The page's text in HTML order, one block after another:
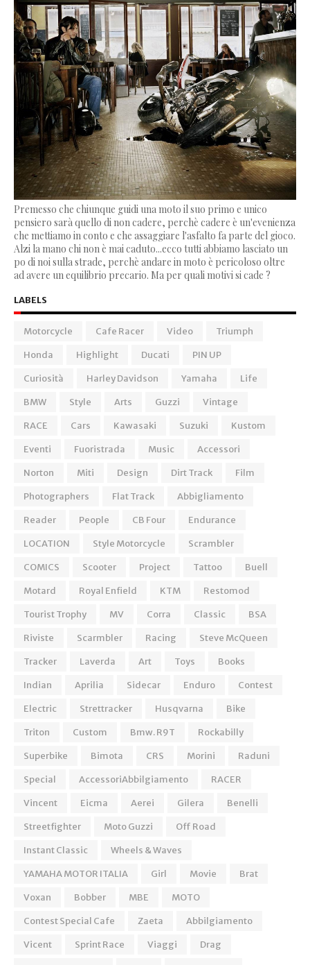
Premesso che chiunque guidi una moto il suo primo e unico
pensiero sarà quello di non cadere, perchè cadere è un'evenienza
che mettiamo in conto e che assaggiare l'asfalto fa parte del gioco.
Alzi la mano chi non è mai caduto...ecco tutti abbiamo lasciato un
po di noi sulla strade, perchè andare in moto è pericoloso oltre
ad avere un equilibrio precario. Ma per quali motivi si cade ?
LABELS
Motorcycle Cafe Racer Video
Triumph
Honda
Highlight Ducati
PIN UP
Curiosità
Harley Davidson Yamaha
Life
BMW
Style Arts Guzzi
Vintage
RACE
Cars Kawasaki Suzuki
Kustom
Eventi
Fuoristrada Music
Accessori
Norton
Miti Design Dirt Track
Film
Photographers
Flat Track
Abbigliamento
Reader
People CB Four
Endurance
LOCATION
Style Motorcycle
Scrambler
COMICS
Scooter Project Tattoo
Buell
Motard
Royal Enfield KTM
Restomod
Tourist Trophy
MV Corra Classic
BSA
Riviste
Scarmbler Racing
Steve McQueen
Tracker
Laverda Art Toys
Books
Indian
Aprilia Sidecar Enduro
Contest
Electric
Strettracker Husqvarna
Bike
Triton
Custom Bmw. R9T
Rockabilly
Superbike
Bimota CRS Morini
Raduni
Special
AccessoriAbbilgiamento
RACER
Vincent
Eicma Aerei Gilera
Benelli
Streetfighter
Moto Guzzi
Off Road
Instant Classic
Wheels & Waves
YAMAHA MOTOR ITALIA
Girl Movie
Brat
Voxan
Bobber MBE
MOTO
Contest Special Cafe
Zaeta
Abbilgiamento
Vicent
Sprint Race Viaggi
Drag